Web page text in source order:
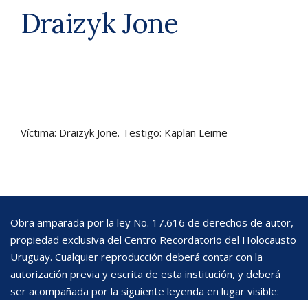
Draizyk Jone
Víctima: Draizyk Jone. Testigo: Kaplan Leime
Obra amparada por la ley No. 17.616 de derechos de autor,
propiedad exclusiva del Centro Recordatorio del Holocausto
Uruguay. Cualquier reproducción deberá contar con la
autorización previa y escrita de esta institución, y deberá
ser acompañada por la siguiente leyenda en lugar visible: